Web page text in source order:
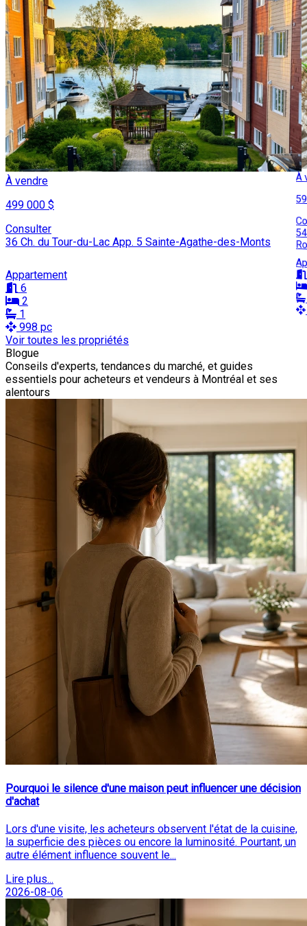
À vendre
499 000 $
Consulter
36 Ch. du Tour-du-Lac App. 5 Sainte-Agathe-des-Monts
Appartement
6
2
1
998 pc
À
Voir toutes les propriétés
Blogue
Conseils d'experts, tendances du marché, et guides
essentiels pour acheteurs et vendeurs à Montréal et ses
alentours
Pourquoi le silence d'une maison peut influencer une décision
d'achat
Lors d'une visite, les acheteurs observent l'état de la cuisine,
la superficie des pièces ou encore la luminosité. Pourtant, un
autre élément influence souvent le...
Lire plus...
2026-08-06